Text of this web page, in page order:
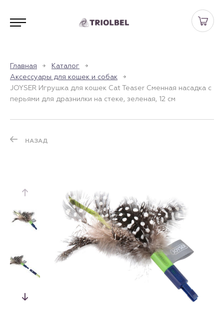
Главная
Каталог
Аксессуары для кошек и собак
JOYSER Игрушка для кошек Cat Teaser Сменная насадка с
перьями для дразнилки на стеке, зеленая, 12 см
НАЗАД